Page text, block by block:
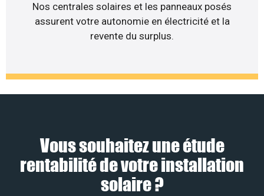
Nos centrales solaires et les panneaux posés
assurent votre autonomie en électricité et la
revente du surplus.
Vous souhaitez une étude
rentabilité de votre installation
solaire ?